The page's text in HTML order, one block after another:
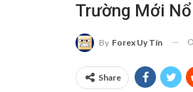
Trường Mới
By Forex Uy Tín
Share